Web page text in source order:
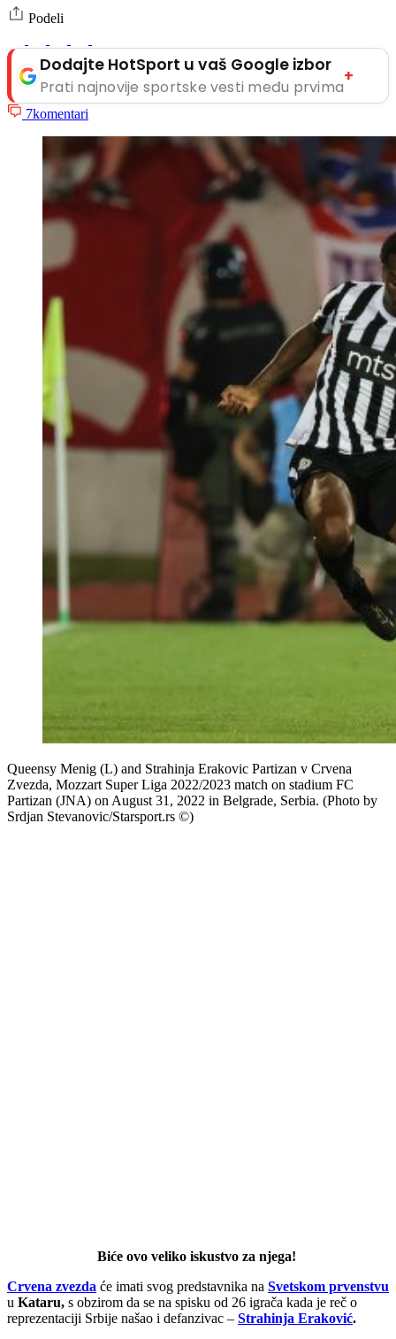
Podeli
Dodajte HotSport u vaš Google izbor
Prati najnovije sportske vesti među prvima
+
7komentari
Queensy Menig (L) and Strahinja Erakovic Partizan v Crvena
Zvezda, Mozzart Super Liga 2022/2023 match on stadium FC
Partizan (JNA) on August 31, 2022 in Belgrade, Serbia. (Photo by
Srdjan Stevanovic/Starsport.rs ©)
Biće ovo veliko iskustvo za njega!
Crvena zvezda će imati svog predstavnika na Svetskom prvenstvu
u Kataru, s obzirom da se na spisku od 26 igrača kada je reč o
reprezentaciji Srbije našao i defanzivac – Strahinja Eraković.